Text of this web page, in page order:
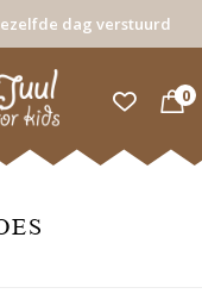
dag verstuurd
0